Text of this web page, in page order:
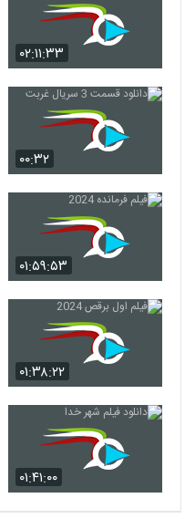
۰۲:۱۱:۳۳
۰۰:۳۲
۰۱:۵۹:۵۳
۰۱:۳۸:۲۲
۰۱:۴۱:۰۰